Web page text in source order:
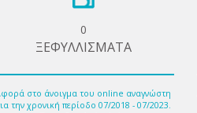
0
ΞΕΦΥΛΛΙΣΜΑΤΑ
στο άνοιγμα του online αναγνώστη
την χρονική περίοδο 07/2018 - 07/2023.